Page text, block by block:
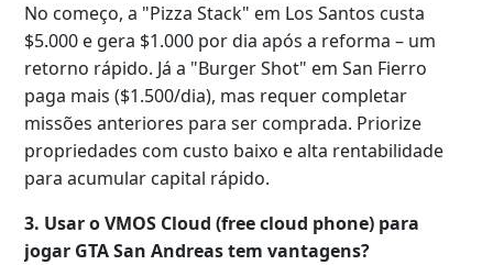
No começo, a "Pizza Stack" em Los Santos custa
$5.000 e gera $1.000 por dia após a reforma – um
retorno rápido. Já a "Burger Shot" em San Fierro
paga mais ($1.500/dia), mas requer completar
missões anteriores para ser comprada. Priorize
propriedades com custo baixo e alta rentabilidade
para acumular capital rápido.
3. Usar o VMOS Cloud (free cloud phone) para
jogar GTA San Andreas tem vantagens?